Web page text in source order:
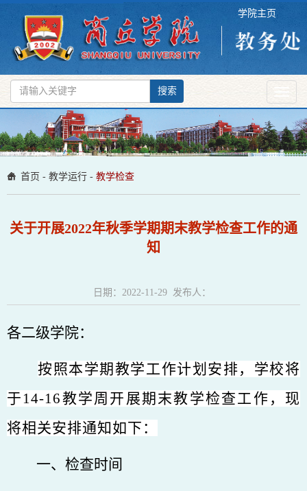
学院主页
搜索
Toggle
首页 - 教学运行 - 教学检查
关于开展2022年秋季学期期末教学检查工作的通
知
日期：2022-11-29 发布人：
各二级学院：
按照本学期教学工作计划安排，学校将
于 14-16教学周 开展期末教学检查工作，现
将相关安排通知如下：
一、 检查时间